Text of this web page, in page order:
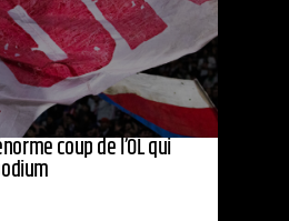
coup de l’OL qui